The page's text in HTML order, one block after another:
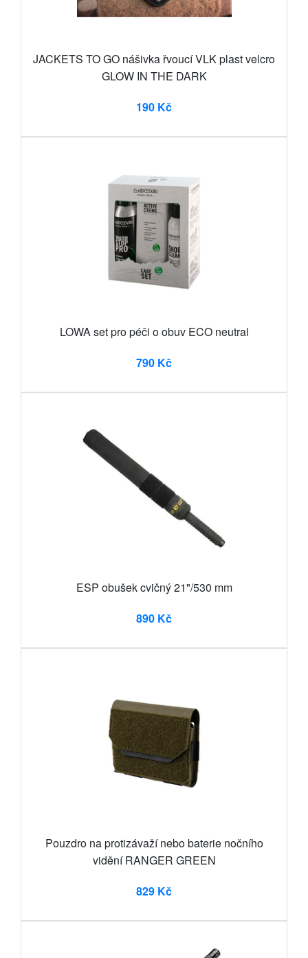
JACKETS TO GO nášivka řvoucí VLK plast velcro
GLOW IN THE DARK
190 Kč
LOWA set pro péči o obuv ECO neutral
790 Kč
ESP obušek cvičný 21"/530 mm
890 Kč
Pouzdro na protizávaží nebo baterie nočního
vidění RANGER GREEN
829 Kč